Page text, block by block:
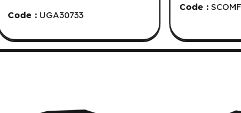
Code : UGA30733
Code :